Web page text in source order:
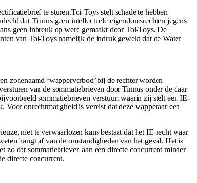
te sturen.Toi-Toys stelt schade te hebben
dat Tinnus geen intellectuele eigendomsrechten jegens
geen inbreuk op werd gemaakt door Toi-Toys. De
van Toi-Toys namelijk de indruk gewekt dat de Water
zogenaamd ‘wapperverbod’ bij de rechter worden
van de sommatiebrieven door Tinnus onder de daar
sommatiebrieven verstuurt waarin zij stelt een IE-
. Voor onrechtmatigheid is vereist dat deze wapperaar een
niet te verwaarlozen kans bestaat dat het IE-recht waar
hangt af van de omstandigheden van het geval. Het is
zo dat sommatiebrieven aan een directe concurrent minder
directe concurrent.